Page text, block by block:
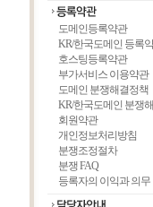
도메인등록약관
KR/한국도메인 등록
호스팅등록약관
부가서비스 이용약관
도메인 분쟁해결정책
KR/한국도메인 분쟁
회원약관
개인정보처리방침
분쟁조정절차
분쟁 FAQ
등록자의 이익과 의무